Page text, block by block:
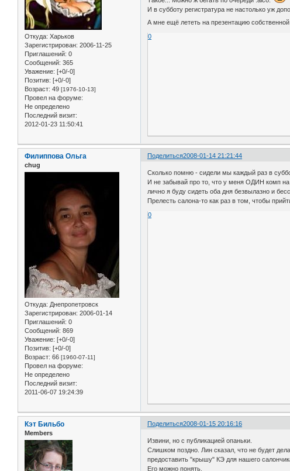
Откуда: Харьков
Зарегистрирован: 2006-11-25
Приглашений: 0
Сообщений: 365
Уважение: [+0/-0]
Позитив: [+0/-0]
Возраст: 49 [1976-10-13]
Провел на форуме:
Не определено
Последний визит:
2012-01-23 11:50:41
И в субботу регистратура не настолько уж
А мне ещё лететь на презентацию
0
Поделиться2008-01-14 21:21:44
Филиппова Ольга
chug
Откуда: Днепропетровск
Зарегистрирован: 2006-01-14
Приглашений: 0
Сообщений: 869
Уважение: [+0/-0]
Позитив: [+0/-0]
Возраст: 66 [1960-07-11]
Провел на форуме:
Не определено
Последний визит:
2011-06-07 19:24:39
Сколько помню - сидели мы каждый раз в
И не забывай про то, что у меня ОДИН комп на
лично я буду сидеть оба дня безвылазно и
Прелесть салона-то как раз в том, чтобы
0
Поделиться2008-01-15 20:16:16
Кэт Бильбо
Members
Извини, но с публикацией опаньки.
Слишком поздно. Лин сказал, что не будет
предоставить "крышу" КЭ для нашего
Его можно понять.